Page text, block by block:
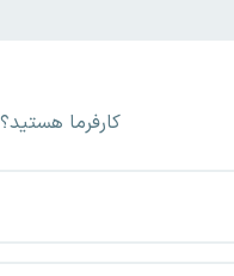
کارفرما هستید؟